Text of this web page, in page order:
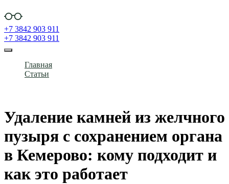
+7 3842 903 911
+7 3842 903 911
Главная
Статьи
Удаление камней из желчного
пузыря с сохранением органа
в Кемерово: кому подходит и
как это работает